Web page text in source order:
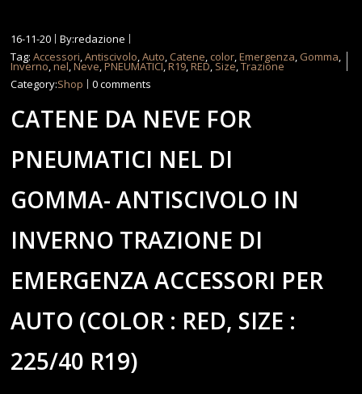
16-11-20
By:redazione
Tag:Accessori ,Antiscivolo ,Auto Catene color ,Emergenza Gomma
Inverno ,nel ,Neve ,PNEUMATICI,R19 ,RED Size ,Trazione
Category:Shop 0 comments
CATENE DA NEVE FOR
PNEUMATICI NEL DI
GOMMA- ANTISCIVOLO IN
INVERNO TRAZIONE DI
EMERGENZA ACCESSORI PER
AUTO (COLOR : RED, SIZE :
225/40 R19)